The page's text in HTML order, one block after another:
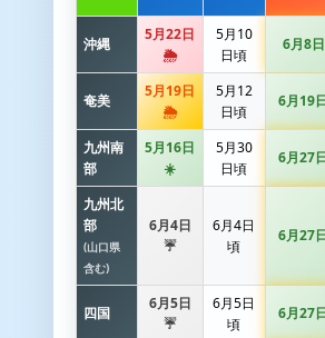
沖縄
5月22日
🌦️
5月10
日頃
6月8
奄美
5月19日
🌦️
5月12
日頃
6月19
九州南
部
5月16日
☀️
5月30
日頃
6月27
九州北
部
(山口県
含む)
6月4日
☔
6月4日
頃
6月27
四国
6月5日
☔
6月5日
頃
6月27